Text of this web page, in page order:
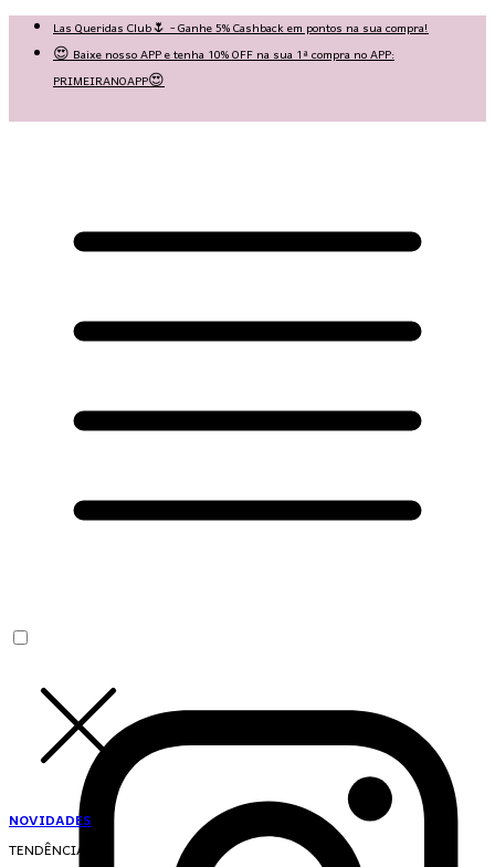
Las Queridas Club🌷 - Ganhe 5% Cashback em pontos na sua compra!
😍 Baixe nosso APP e tenha 10% OFF na sua 1ª compra no APP:
PRIMEIRANOAPP😍
NOVIDADES
TENDÊNCIAS